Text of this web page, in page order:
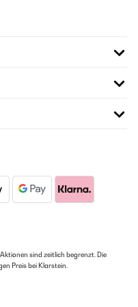
sind zeitlich begrenzt. Die
Preis bei Klarstein.